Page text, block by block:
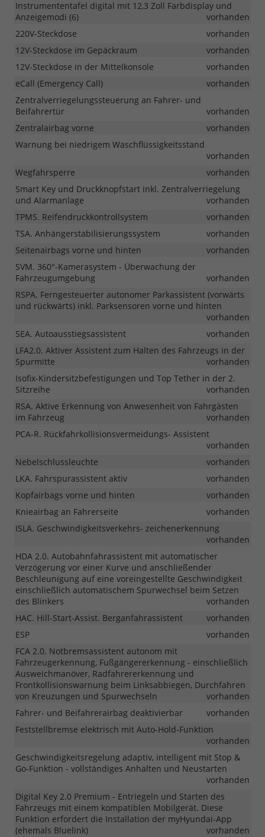
Instrumententafel digital mit 12,3 Zoll Farbdisplay und
Anzeigemodi (6)
vorhanden
220V-Steckdose
vorhanden
12V-Steckdose im Gepäckraum
vorhanden
12V-Steckdose in der Mittelkonsole
vorhanden
eCall (Emergency Call)
vorhanden
Zentralverriegelungssteuerung an Fahrer- und
Beifahrertür
vorhanden
Zentralairbag vorne
vorhanden
Warnung bei niedrigem Waschflüssigkeitsstand
vorhanden
Wegfahrsperre
vorhanden
Smart Key und Druckknopfstart inkl. Zentralverriegelung
und Alarmanlage
vorhanden
TPMS. Reifendruckkontrollsystem
vorhanden
TSA. Anhängerstabilisierungssystem
vorhanden
Seitenairbags vorne und hinten
vorhanden
SVM. 360°-Kamerasystem - Überwachung der
Fahrzeugumgebung
vorhanden
RSPA. Ferngesteuerter autonomer Parkassistent (vorwärts
und rückwärts) inkl. Parksensoren vorne und hinten
vorhanden
SEA. Autoausstiegsassistent
vorhanden
LFA2.0. Aktiver Assistent zum Halten des Fahrzeugs in der
Spurmitte
vorhanden
Isofix-Kindersitzbefestigungen und Top Tether in der 2.
Sitzreihe
vorhanden
RSA. Aktive Erkennung von Anwesenheit von Fahrgästen
im Fahrzeug
vorhanden
PCA-R. Rückfahrkollisionsvermeidungs- Assistent
vorhanden
Nebelschlussleuchte
vorhanden
LKA. Fahrspurassistent aktiv
vorhanden
Kopfairbags vorne und hinten
vorhanden
Knieairbag an Fahrerseite
vorhanden
ISLA. Geschwindigkeitsverkehrs- zeichenerkennung
vorhanden
HDA 2.0. Autobahnfahrassistent mit automatischer
Verzögerung vor einer Kurve und anschließender
Beschleunigung auf eine voreingestellte Geschwindigkeit
einschließlich automatischem Spurwechsel beim Setzen
des Blinkers
vorhanden
HAC. Hill-Start-Assist. Berganfahrassistent
vorhanden
ESP
vorhanden
FCA 2.0. Notbremsassistent autonom mit
Fahrzeugerkennung, Fußgängererkennung - einschließlich
Ausweichmanöver, Radfahrererkennung und
Frontkollisionswarnung beim Linksabbiegen, Durchfahren
von Kreuzungen und Spurwechseln
vorhanden
Fahrer- und Beifahrerairbag deaktivierbar
vorhanden
Feststellbremse elektrisch mit Auto-Hold-Funktion
vorhanden
Geschwindigkeitsregelung adaptiv, intelligent mit Stop &
Go-Funktion - vollständiges Anhalten und Neustarten
vorhanden
Digital Key 2.0 Premium - Entriegeln und Starten des
Fahrzeugs mit einem kompatiblen Mobilgerät. Diese
Funktion erfordert die Installation der myHyundai-App
(ehemals Bluelink)
vorhanden